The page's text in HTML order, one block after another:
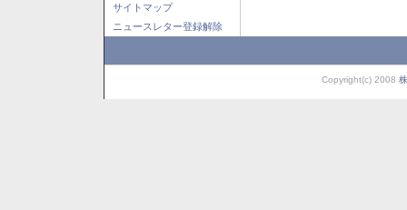
サイトマップ
ニュースレター登録解除
Copyright(c) 2008